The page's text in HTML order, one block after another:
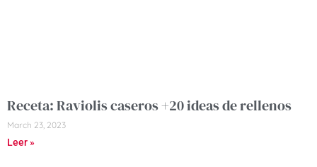
Receta: Raviolis caseros +20 ideas de rellenos
March 23, 2023
Leer »